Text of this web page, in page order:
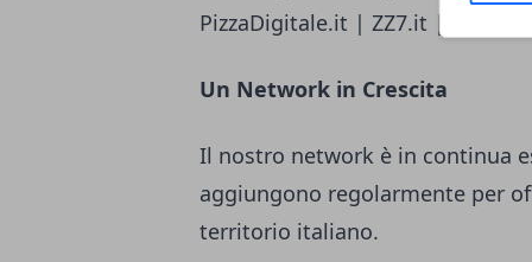
PizzaDigitale.it | ZZ7.it |
Un Network in Crescita
Il nostro network è in continua
aggiungono regolarmente per
territorio italiano.